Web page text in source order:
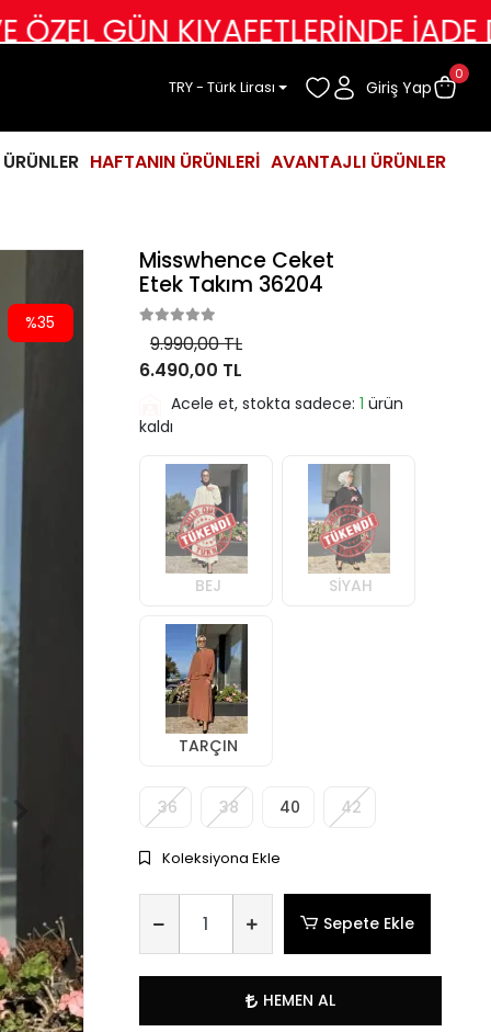
KIYAFETLERİNDE İADE DEĞİŞİM
TRY - Türk Lirası Giriş Yap
0
HAFTANIN ÜRÜNLERİ AVANTAJLI ÜRÜNLER
%35
Misswhence Ceket
Etek Takım 36204
9.990,00 TL
6.490,00 TL
Acele et, stokta sadece: 1 ürün
kaldı
BEJ SİYAH
TARÇIN
36 38 40 42
Koleksiyona Ekle
Sepete Ekle
HEMEN AL